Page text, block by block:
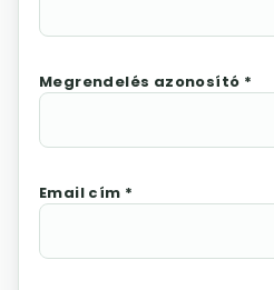
Megrendelés azonosító *
Email cím *